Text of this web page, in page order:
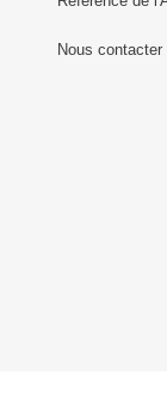
Nous contacter